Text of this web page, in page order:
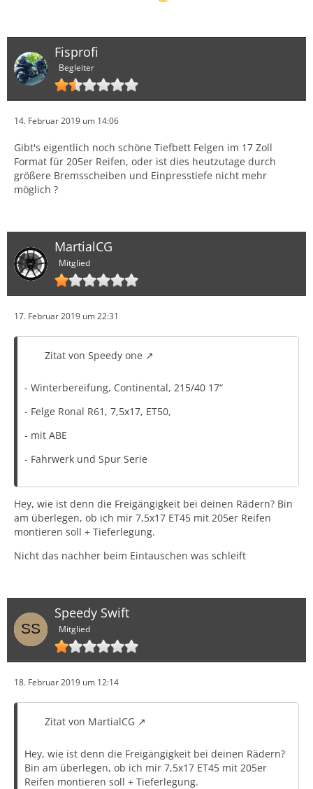
Fisprofi
Begleiter
14. Februar 2019 um 14:06
Gibt's eigentlich noch schöne Tiefbett Felgen im 17 Zoll
Format für 205er Reifen, oder ist dies heutzutage durch
größere Bremsscheiben und Einpresstiefe nicht mehr
möglich ?
MartialCG
Mitglied
17. Februar 2019 um 22:31
Zitat von Speedy one
- Winterbereifung, Continental, 215/40 17“
- Felge Ronal R61, 7,5x17, ET50,
- mit ABE
- Fahrwerk und Spur Serie
Hey, wie ist denn die Freigängigkeit bei deinen Rädern? Bin
am überlegen, ob ich mir 7,5x17 ET45 mit 205er Reifen
montieren soll + Tieferlegung.
Nicht das nachher beim Eintauschen was schleift
Speedy Swift
Mitglied
18. Februar 2019 um 12:14
Zitat von MartialCG
Hey, wie ist denn die Freigängigkeit bei deinen Rädern?
Bin am überlegen, ob ich mir 7,5x17 ET45 mit 205er
Reifen montieren soll + Tieferlegung.